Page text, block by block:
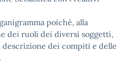
poiché, alla
dei ruoli dei diversi soggetti,
descrizione dei compiti e delle